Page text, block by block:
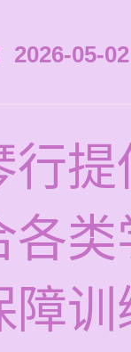
2026-05-
行
各
障